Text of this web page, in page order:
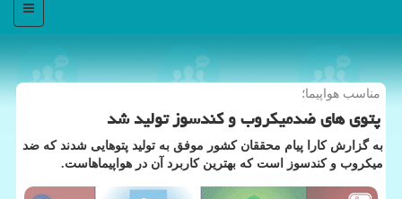
منو
مناسب هواپیما؛
پتوی های ضدمیكروب و كندسوز تولید شد
به گزارش کارا پیام محققان کشور موفق به تولید پتوهایی شدند که ضد
میکروب و کندسوز است که بهترین کاربرد آن در هواپیماهاست.